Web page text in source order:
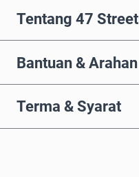
Tentang 47 Street
Bantuan & Arahan
Terma & Syarat